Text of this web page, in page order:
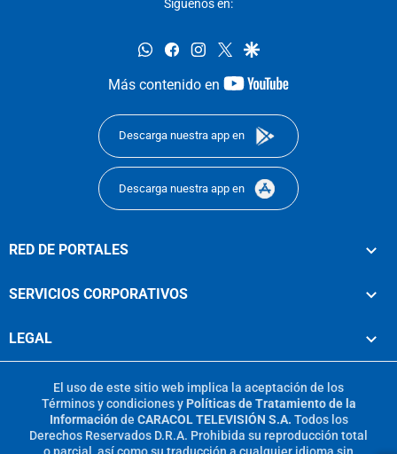
Síguenos en:
whatsappfacebookinstagram
twittergoogle
Más contenido en
youtube-
Descarga nuestra app en
Descarga nuestra app en
RED DE PORTALES
SERVICIOS CORPORATIVOS
LEGAL
El uso de este sitio web implica la aceptación de los
Términos y condicionesy Políticas de Tratamiento de la
Información de CARACOL TELEVISIÓN S.A. Todos los
Derechos Reservados D.R.A. Prohibida su reproducción total